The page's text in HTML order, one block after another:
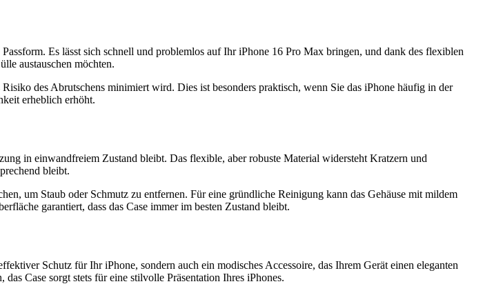
Es lässt sich schnell und problemlos auf Ihr iPhone 16 Pro Max bringen, und dank des flexiblen
austauschen möchten.
des Abrutschens minimiert wird. Dies ist besonders praktisch, wenn Sie das iPhone häufig in der
erheblich erhöht.
in einwandfreiem Zustand bleibt. Das flexible, aber robuste Material widersteht Kratzern und
bleibt.
um Staub oder Schmutz zu entfernen. Für eine gründliche Reinigung kann das Gehäuse mit mildem
garantiert, dass das Case immer im besten Zustand bleibt.
Schutz für Ihr iPhone, sondern auch ein modisches Accessoire, das Ihrem Gerät einen eleganten
Case sorgt stets für eine stilvolle Präsentation Ihres iPhones.